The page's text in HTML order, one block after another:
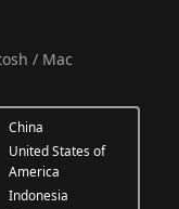
/ Mac
China
United States of
America
Indonesia